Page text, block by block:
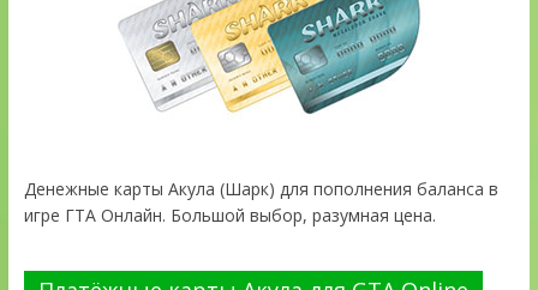
Денежные карты Акула (Шарк) для пополнения баланса в
игре ГТА Онлайн. Большой выбор, разумная цена.